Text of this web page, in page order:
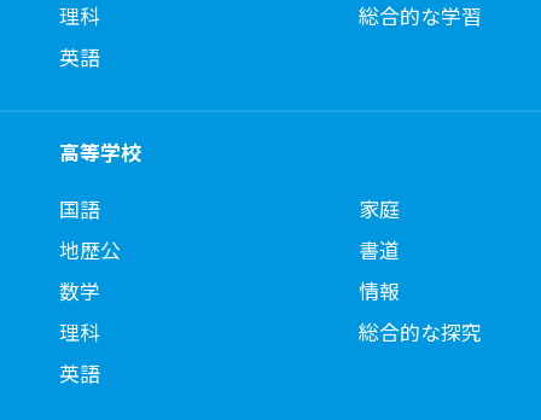
理科
英語
総合的な学習
高等学校
国語
地歴公
数学
理科
英語
家庭
書道
情報
総合的な探究